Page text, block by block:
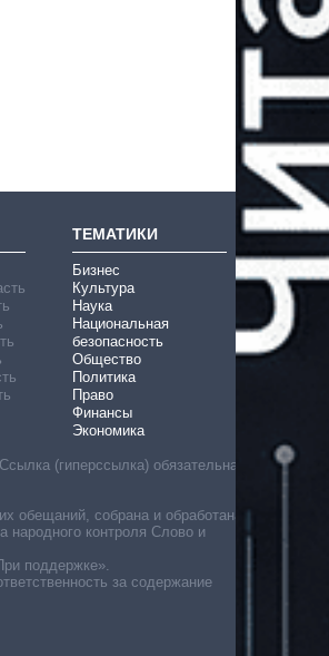
ТЕМАТИКИ
Бизнес
Культура
Наука
Национальная
безопасность
Общество
Политика
Право
Финансы
Экономика
(гиперссылка) обязательна
обещаний, собрана и обработана
контроля Слово и
поддержке».
за содержание